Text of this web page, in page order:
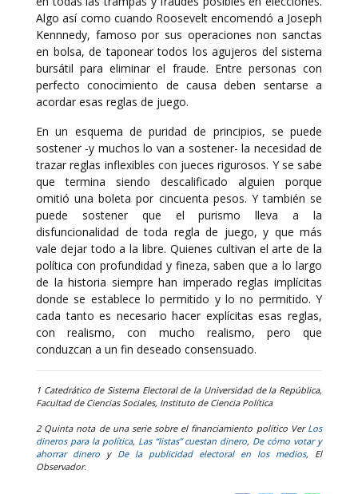
Algo así como cuando Roosevelt encomendó a Joseph
Kennnedy, famoso por sus operaciones non sanctas
en bolsa, de taponear todos los agujeros del sistema
bursátil para eliminar el fraude. Entre personas con
perfecto conocimiento de causa deben sentarse a
acordar esas reglas de juego.
En un esquema de puridad de principios, se puede
sostener -y muchos lo van a sostener- la necesidad de
trazar reglas inflexibles con jueces rigurosos. Y se sabe
que termina siendo descalificado alguien porque
omitió una boleta por cincuenta pesos. Y también se
puede sostener que el purismo lleva a la
disfuncionalidad de toda regla de juego, y que más
vale dejar todo a la libre. Quienes cultivan el arte de la
política con profundidad y fineza, saben que a lo largo
de la historia siempre han imperado reglas implícitas
donde se establece lo permitido y lo no permitido. Y
cada tanto es necesario hacer explícitas esas reglas,
con realismo, con mucho realismo, pero que
conduzcan a un fin deseado consensuado.
1 Catedrático de Sistema Electoral de la Universidad de la República,
Facultad de Ciencias Sociales, Instituto de Ciencia Política
2 Quinta nota de una serie sobre el financiamiento político Ver Los
dineros para la política, Las “listas” cuestan dinero, De cómo votar y
ahorrar dinero y De la publicidad electoral en los medios, El
Observador.